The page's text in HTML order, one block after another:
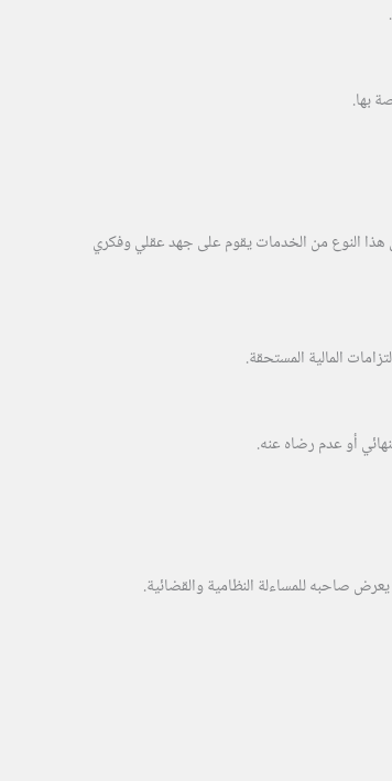
بها.
هذا النوع من الخدمات يقوم على جهد عقلي وفكري
المالية المستحقة.
أو عدم رضاه عنه.
صاحبه للمساءلة النظامية والقضائية.